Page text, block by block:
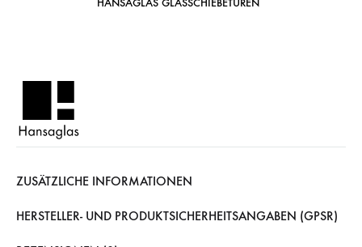
HANSAGLAS GLASSCHIEBETÜREN
ZUSÄTZLICHE INFORMATIONEN
HERSTELLER- UND PRODUKTSICHERHEITSANGABEN (GPSR)